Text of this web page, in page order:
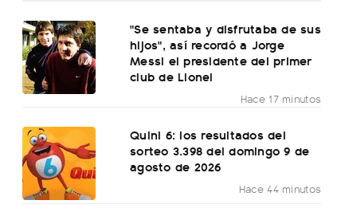
"Se sentaba y disfrutaba de sus
hijos", así recordó a Jorge
Messi el presidente del primer
club de Lionel
Hace 17 minutos
Quini 6: los resultados del
sorteo 3.398 del domingo 9 de
agosto de 2026
Hace 44 minutos